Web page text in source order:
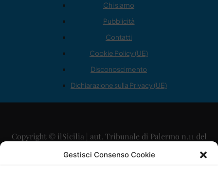
Gestisci Consenso Cookie
Chi siamo
Pubblicità
Contatti
Cookie Policy (UE)
Disconoscimento
Dichiarazione sulla Privacy (UE)
Copyright © ilSicilia | aut. Tribunale di Palermo n.11 del
29/09/2015